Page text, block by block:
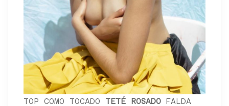
TOP COMO TOCADO TETÉ ROSADO FALDA